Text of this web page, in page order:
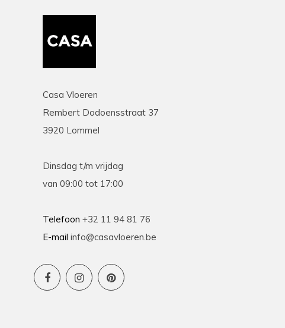
Casa Vloeren
Rembert Dodoensstraat 37
3920 Lommel
Dinsdag t/m vrijdag
van 09:00 tot 17:00
Telefoon +32 11 94 81 76
E-mail info@casavloeren.be